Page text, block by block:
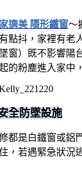
家適美 隱形鐵窗～
點抖，家裡有老
窗）既不影響陽
的粉塵進入家中
全防墜設施
都是白鐵窗或鋁
，若遇緊急狀況